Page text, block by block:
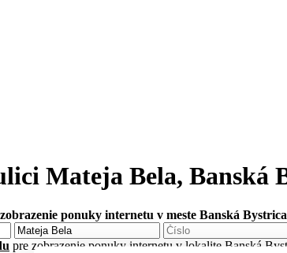
Mateja Bela, Banská
ponuky internetu v meste Banská Bystrica
pre zobrazenie ponuky internetu v lokalite Banská